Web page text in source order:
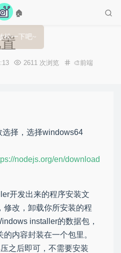
🏠
2611 次浏览
🎨前端
择，选择windows64
nodejs.org/en/download
开发出来的程序安装文
修改，卸载你所安装的程
installer的数据包，
内容封装在一个包里。
之后即可，不需要安装
松一下吧~